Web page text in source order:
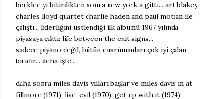
berklee yi bitirdikten sonra new york a gitti... art blakey
charles lloyd quartet charlie haden and paul motian ile
çalıştı... liderliğini üstlendiği ilk albümü 1967 yılında
piyasaya çıktı: life between the exit signs...
sadece piyano değil, bütün ensrümanları çok iyi çalan
biridir... deha işte...
daha sonra miles davis yılları başlar ve miles davis in at
fillmore (1971), live-evil (1970), get up with ıt (1974),